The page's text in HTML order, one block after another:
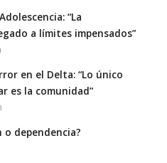
“La
a límites impensados”
en el Delta: “Lo único
es la comunidad”
o dependencia?